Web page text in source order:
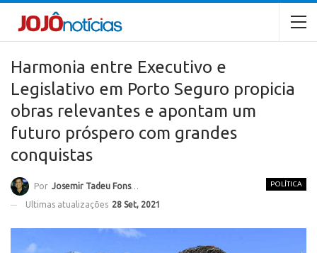
Harmonia entre Executivo e
Legislativo em Porto Seguro propicia
obras relevantes e apontam um
futuro próspero com grandes
conquistas
POLÍTICA
Por Josemir Tadeu Fonseca
Ultimas atualizações 28 Set, 2021